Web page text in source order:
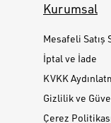
Kurumsal
Mesafeli Satış
İptal ve İade
KVKK
Gizlilik ve
Çerez